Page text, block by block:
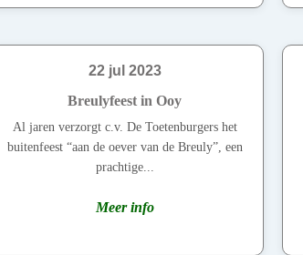
22 jul 2023
Breulyfeest in Ooy
Al jaren verzorgt c.v. De Toetenburgers het
buitenfeest “aan de oever van de Breuly”, een
prachtige...
Meer info